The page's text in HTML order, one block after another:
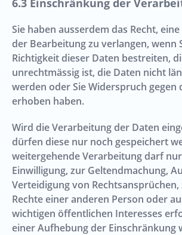
Einschränkung der
Sie haben ausserdem das Recht,
der Bearbeitung zu verlangen, wenn
Richtigkeit dieser Daten bestreiten,
unrechtmässig ist, die Daten nicht
werden oder Sie Widerspruch gegen
erhoben haben.
Wird die Verarbeitung der Daten
dürfen diese nur noch gespeichert
weitergehende Verarbeitung darf
Einwilligung, zur Geltendmachung,
Verteidigung von
Rechte einer anderen Person oder
wichtigen öffentlichen Interesses
einer Aufhebung der Einschränkung